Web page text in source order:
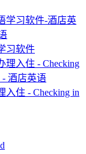
习软件
住 - Checking in